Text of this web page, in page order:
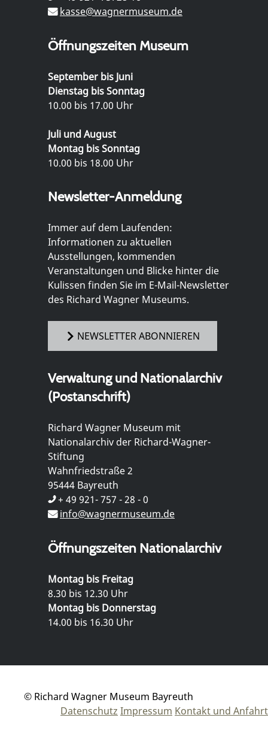
kasse@wagnermuseum.de
Öffnungszeiten Museum
September bis Juni
Dienstag bis Sonntag
10.00 bis 17.00 Uhr
Juli und August
Montag bis Sonntag
10.00 bis 18.00 Uhr
Newsletter-Anmeldung
Immer auf dem Laufenden:
Informationen zu aktuellen
Ausstellungen, kommenden
Veranstaltungen und Blicke hinter die
Kulissen finden Sie im E-Mail-Newsletter
des Richard Wagner Museums.
NEWSLETTER ABONNIEREN
Verwaltung und Nationalarchiv
(Postanschrift)
Richard Wagner Museum mit
Nationalarchiv der Richard-Wagner-
Stiftung
Wahnfriedstraße 2
95444 Bayreuth
+ 49 921- 757 - 28 - 0
info@wagnermuseum.de
Öffnungszeiten Nationalarchiv
Montag bis Freitag
8.30 bis 12.30 Uhr
Montag bis Donnerstag
14.00 bis 16.30 Uhr
© Richard Wagner Museum Bayreuth
Datenschutz Impressum Kontakt und Anfahrt